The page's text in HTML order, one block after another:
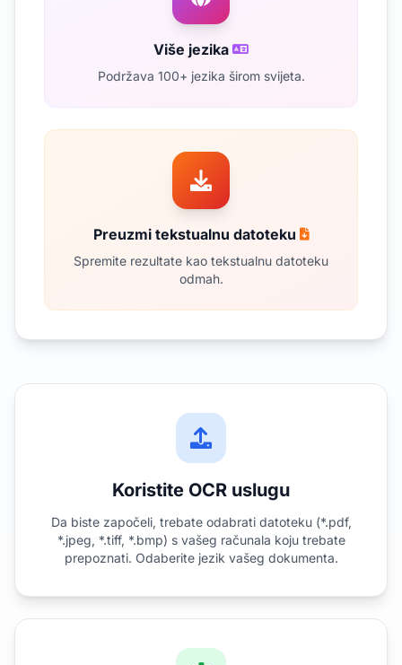
Više jezika
Podržava 100+ jezika širom svijeta.
Preuzmi tekstualnu datoteku
Spremite rezultate kao tekstualnu datoteku
odmah.
Koristite OCR uslugu
Da biste započeli, trebate odabrati datoteku (*.pdf,
*.jpeg, *.tiff, *.bmp) s vašeg računala koju trebate
prepoznati. Odaberite jezik vašeg dokumenta.